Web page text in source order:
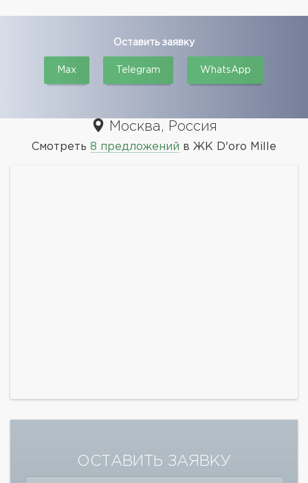
Оставить заявку
Max Telegram WhatsApp
Москва, Россия
Смотреть 8 предложений в ЖК D'oro Mille
ОСТАВИТЬ ЗАЯВКУ